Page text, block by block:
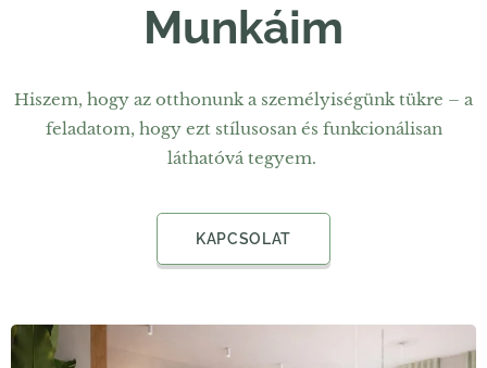
Munkáim
Hiszem, hogy az otthonunk a személyiségünk tükre – a
feladatom, hogy ezt stílusosan és funkcionálisan
láthatóvá tegyem.
KAPCSOLAT